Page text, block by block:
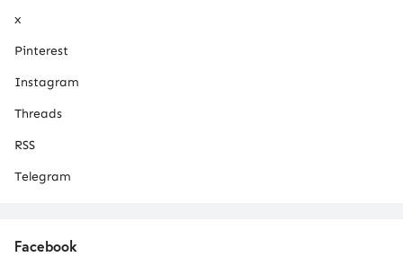
x
Pinterest
Instagram
Threads
RSS
Telegram
Facebook